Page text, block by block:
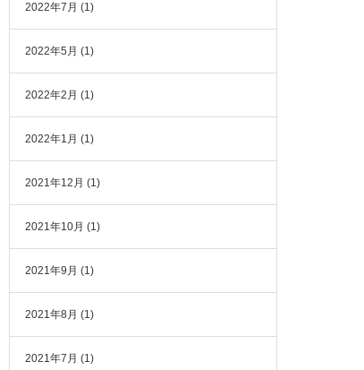
2022年7月 (1)
2022年5月 (1)
2022年2月 (1)
2022年1月 (1)
2021年12月 (1)
2021年10月 (1)
2021年9月 (1)
2021年8月 (1)
2021年7月 (1)